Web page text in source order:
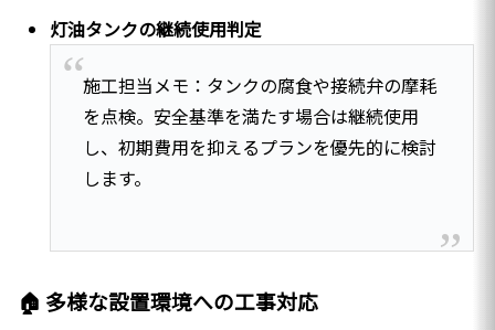
灯油タンクの継続使用判定
施工担当メモ：タンクの腐食や接続弁の摩耗
を点検。安全基準を満たす場合は継続使用
し、初期費用を抑えるプランを優先的に検討
します。
🏠 多様な設置環境への工事対応